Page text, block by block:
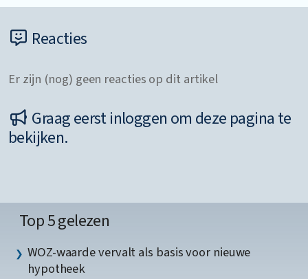
Reacties
Er zijn (nog) geen reacties op dit artikel
Graag eerst inloggen om deze pagina te
bekijken.
Top 5 gelezen
WOZ-waarde vervalt als basis voor nieuwe
hypotheek